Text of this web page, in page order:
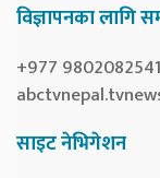
विज्ञापनका लागि
+977
साइट नेभिगेशन